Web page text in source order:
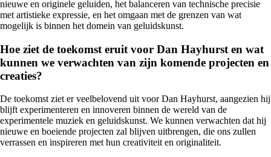
nieuwe en originele geluiden, het balanceren van technische precisie
met artistieke expressie, en het omgaan met de grenzen van wat
mogelijk is binnen het domein van geluidskunst.
Hoe ziet de toekomst eruit voor Dan Hayhurst en wat
kunnen we verwachten van zijn komende projecten en
creaties?
De toekomst ziet er veelbelovend uit voor Dan Hayhurst, aangezien hij
blijft experimenteren en innoveren binnen de wereld van de
experimentele muziek en geluidskunst. We kunnen verwachten dat hij
nieuwe en boeiende projecten zal blijven uitbrengen, die ons zullen
verrassen en inspireren met hun creativiteit en originaliteit.